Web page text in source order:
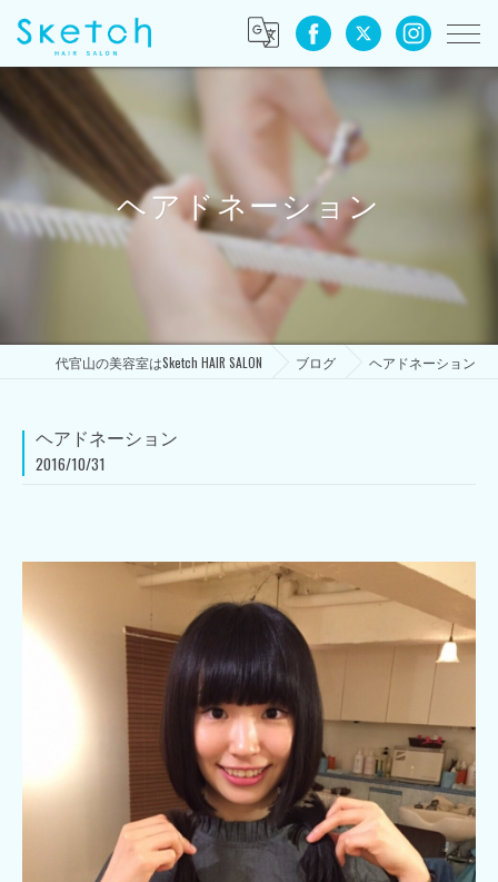
ヘアドネーション
代官山の美容室はSketch HAIR SALON ブログ ヘアドネーション
ヘアドネーション
2016/10/31